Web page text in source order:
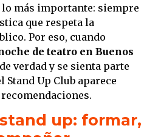
lo más importante: siempre
que respeta la
Por eso, cuando
de teatro en Buenos
verdad y se sienta parte
Stand Up Club aparece
up: formar,